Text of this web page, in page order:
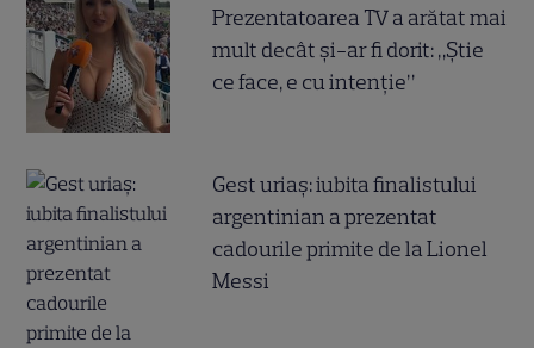
Prezentatoarea TV a arătat mai
mult decât și-ar fi dorit: „Știe
ce face, e cu intenție”
Gest uriaș: iubita finalistului
argentinian a prezentat
cadourile primite de la Lionel
Messi